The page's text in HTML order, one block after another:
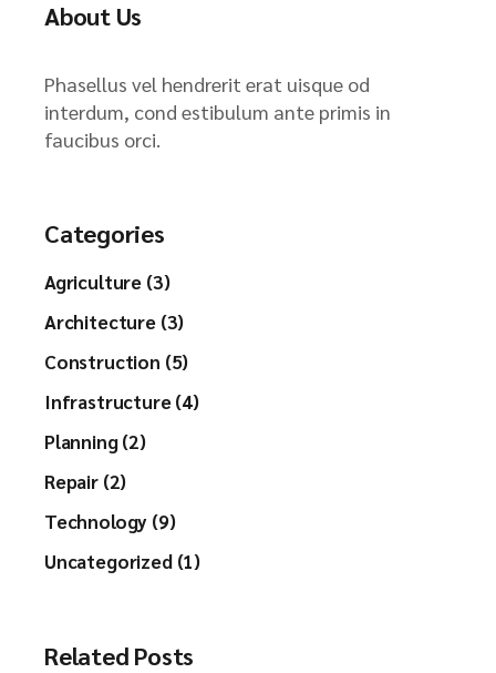
About Us
Phasellus vel hendrerit erat uisque od
interdum, cond estibulum ante primis in
faucibus orci.
Categories
Agriculture (3)
Architecture (3)
Construction (5)
Infrastructure (4)
Planning (2)
Repair (2)
Technology (9)
Uncategorized (1)
Related Posts